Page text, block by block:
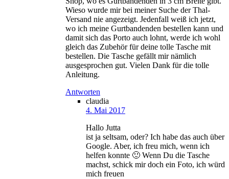
Wieso wurde mir bei meiner Suche der Thal-
Versand nie angezeigt. Jedenfall weiß ich jetzt,
wo ich meine Gurtbandenden bestellen kann und
damit sich das Porto auch lohnt, werde ich wohl
gleich das Zubehör für deine tolle Tasche mit
bestellen. Die Tasche gefällt mir nämlich
ausgesprochen gut. Vielen Dank für die tolle
Anleitung.
Antworten
claudia
4. Mai 2017
Hallo Jutta
ist ja seltsam, oder? Ich habe das auch über
Google. Aber, ich freu mich, wenn ich
helfen konnte 🙂 Wenn Du die Tasche
machst, schick mir doch ein Foto, ich würd
mich freuen